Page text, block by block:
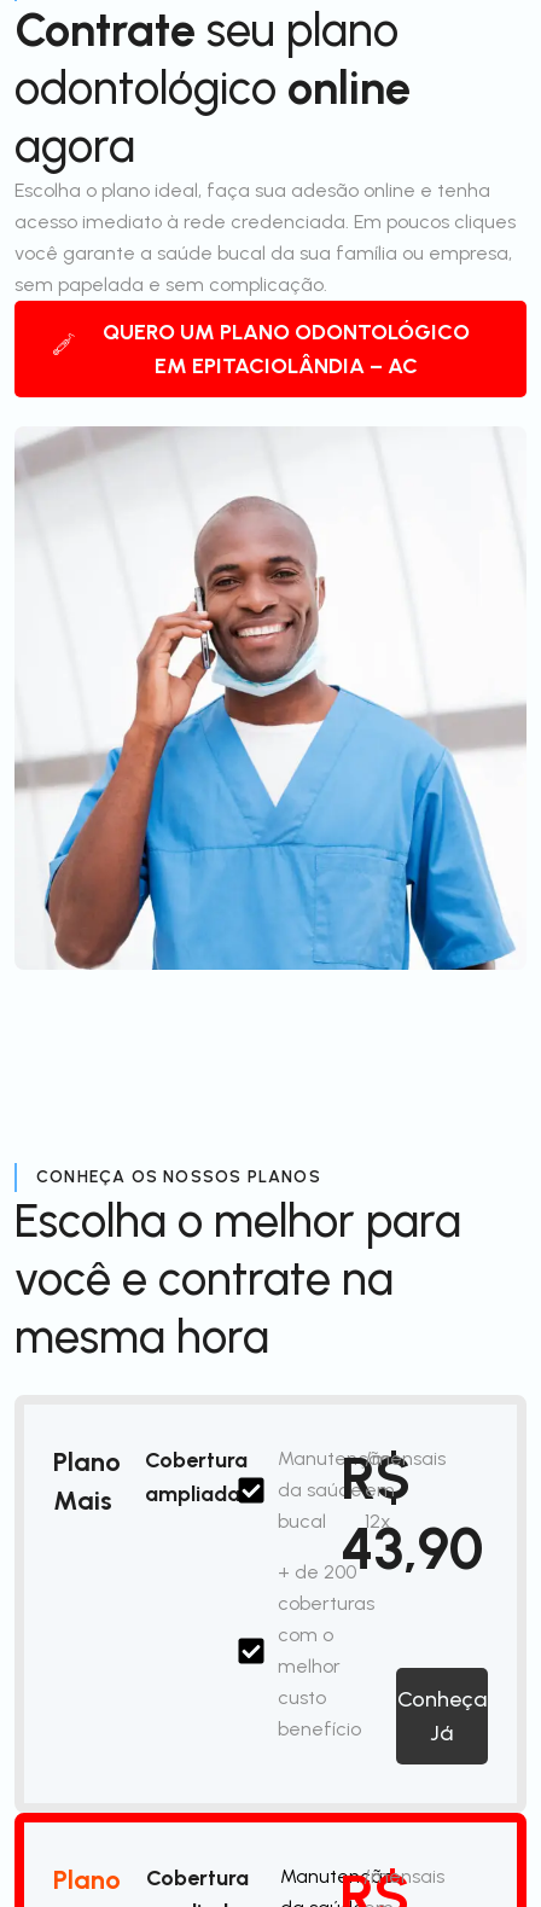
Contrate seu plano
odontológico online
agora
Escolha o plano ideal, faça sua adesão online e tenha
acesso imediato à rede credenciada. Em poucos cliques
você garante a saúde bucal da sua família ou empresa,
sem papelada e sem complicação.
QUERO UM PLANO ODONTOLÓGICO
EM EPITACIOLÂNDIA – AC
CONHEÇA OS NOSSOS PLANOS
Escolha o melhor para
você e contrate na
mesma hora
Plano
Mais
Cobertura
ampliada
Manutenção
da saúde
bucal
+ de 200
coberturas
com o
melhor
custo
benefício
R$
43,90
/mensais
em
12x
Conheça
Já
Plano
Cobertura
Manutenção/mensais